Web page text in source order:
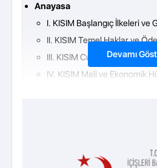
Anayasa
I. KISIM Başlangıç İlkeleri ve
II. KISIM Temel Haklar ve
III. KISIM Cumhuriyetin
IV. KISIM Mali ve Ekonomik
Kararnamesi
Devamı